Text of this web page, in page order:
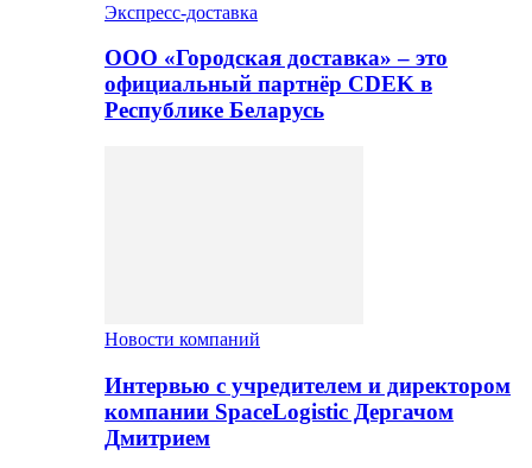
Экспресс-доставка
ООО «Городская доставка» – это
официальный партнёр CDEK в
Республике Беларусь
Новости компаний
Интервью с учредителем и директором
компании SpaceLogistic Дергачом
Дмитрием